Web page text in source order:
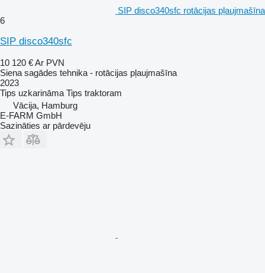
SIP disco340sfc rotācijas pļaujmašīna
6
SIP disco340sfc
10 120 €Ar PVN
Siena sagādes tehnika - rotācijas pļaujmašīna
2023
Tips uzkarināma Tips traktoram
Vācija, Hamburg
E-FARM GmbH
Sazināties ar pārdevēju